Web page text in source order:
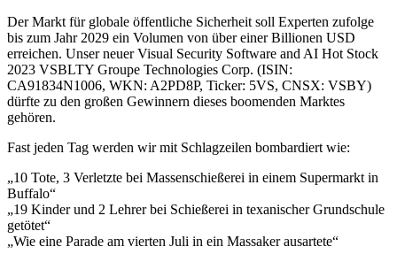
Der Markt für globale öffentliche Sicherheit soll Experten zufolge
bis zum Jahr 2029 ein Volumen von über einer Billionen USD
erreichen. Unser neuer Visual Security Software and AI Hot Stock
2023 VSBLTY Groupe Technologies Corp. (ISIN:
CA91834N1006, WKN: A2PD8P, Ticker: 5VS, CNSX: VSBY)
dürfte zu den großen Gewinnern dieses boomenden Marktes
gehören.
Fast jeden Tag werden wir mit Schlagzeilen bombardiert wie:
„10 Tote, 3 Verletzte bei Massenschießerei in einem Supermarkt in
Buffalo“
„19 Kinder und 2 Lehrer bei Schießerei in texanischer Grundschule
getötet“
„Wie eine Parade am vierten Juli in ein Massaker ausartete“